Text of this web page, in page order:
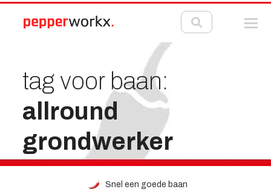
tag voor baan:
allround
grondwerker
Snel een goede baan